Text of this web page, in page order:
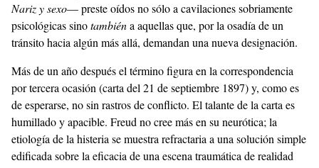
Nariz y sexo— preste oídos no sólo a cavilaciones sobriamente
psicológicas sinotambiéna aquellas que, por la osadía de un
tránsito hacia algún más allá, demandan una nueva designación.
Más de un año después el término figura en la correspondencia
por tercera ocasión (carta del 21 de septiembre 1897) y, como es
de esperarse, no sin rastros de conflicto. El talante de la carta es
humillado y apacible. Freud no cree más en su neurótica; la
etiología de la histeria se muestra refractaria a una solución simple
edificada sobre la eficacia de una escena traumática de realidad